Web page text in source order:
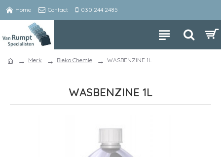
Home Contact 030 244 2485
Merk Bleko Chemie WASBENZINE 1L
WASBENZINE 1L